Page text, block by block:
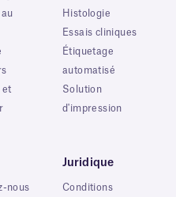
au
et
Histologie
Essais cliniques
Étiquetage
automatisé
Solution
d'impression
nous
Juridique
Conditions